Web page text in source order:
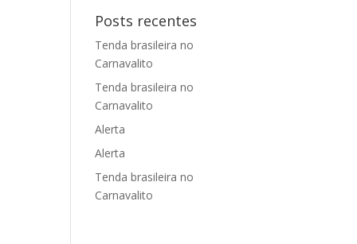
Posts recentes
Tenda brasileira no
Carnavalito
Tenda brasileira no
Carnavalito
Alerta
Alerta
Tenda brasileira no
Carnavalito